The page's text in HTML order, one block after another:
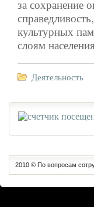
за сохранение
культурных
слоям
Деятельность
2010 © По вопросам